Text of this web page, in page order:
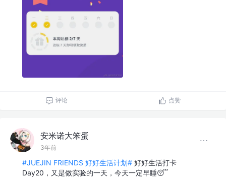
评论 点赞
安米诺大笨蛋
3年前
#JUEJIN FRIENDS 好好生活计划# 好好生活打卡
Day20，又是做实验的一天，今天一定早睡😴